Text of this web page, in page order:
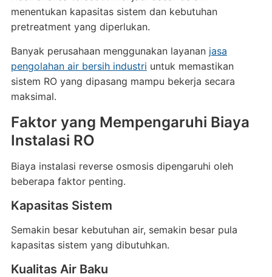
menentukan kapasitas sistem dan kebutuhan
pretreatment yang diperlukan.
Banyak perusahaan menggunakan layanan jasa
pengolahan air bersih industri untuk memastikan
sistem RO yang dipasang mampu bekerja secara
maksimal.
Faktor yang Mempengaruhi Biaya
Instalasi RO
Biaya instalasi reverse osmosis dipengaruhi oleh
beberapa faktor penting.
Kapasitas Sistem
Semakin besar kebutuhan air, semakin besar pula
kapasitas sistem yang dibutuhkan.
Kualitas Air Baku